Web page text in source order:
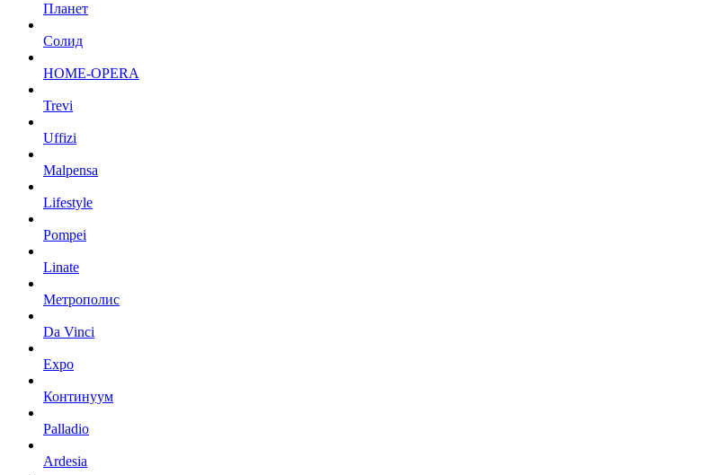
Планет
Солид
HOME-OPERA
Trevi
Uffizi
Malpensa
Lifestyle
Pompei
Linate
Метрополис
Da Vinci
Expo
Континуум
Palladio
Ardesia